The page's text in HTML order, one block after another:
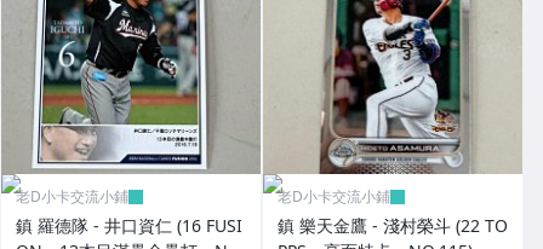
老D小卡交流小鋪
鎮 羅德隊 - 井口資仁 (16 FUSI
老D小卡交流小鋪
鎮 樂天金鷹 - 淺村榮斗 (22 TO